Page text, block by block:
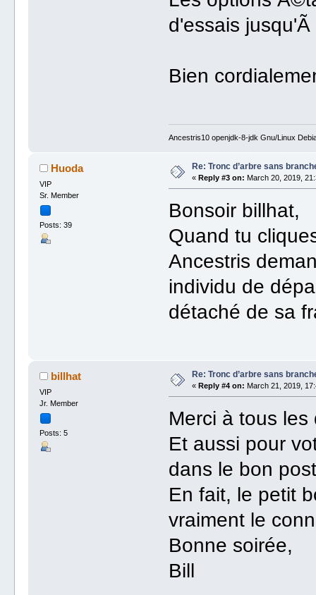
d'essais
Bien
Ancestris10 openjdk-8-jdk Gnu/Linux
Huoda
VIP
Sr. Member
Posts: 39
Re: Tronc d’arbre sans
« Reply #3 on: March 20, 2019,
Bonsoir billhat,
Quand tu
Ancestris
individu de
détaché de sa
billhat
VIP
Jr. Member
Posts: 5
Re: Tronc d’arbre sans
« Reply #4 on: March 21, 2019,
Merci à tous les
Et aussi pour
dans le bon
En fait, le petit
vraiment le
Bonne soirée,
Bill